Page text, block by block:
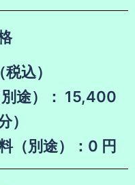
込）
途）： 15,400
）
（別途）：0 円